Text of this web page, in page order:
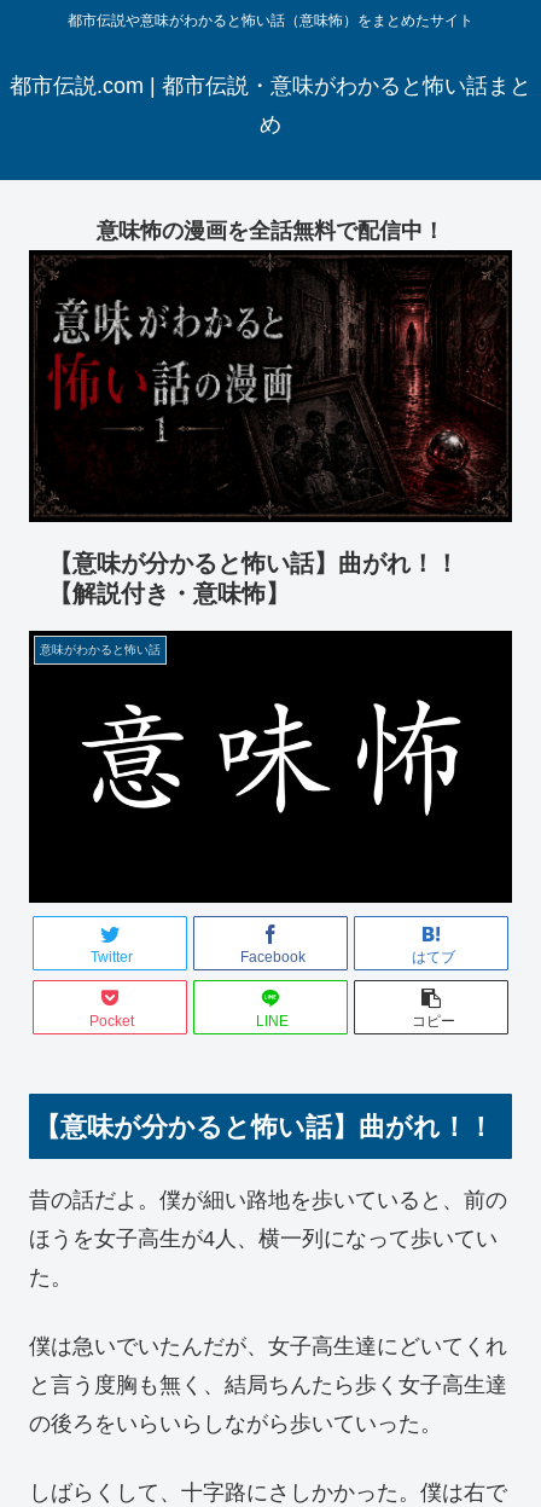
都市伝説や意味がわかると怖い話（意味怖）をまとめたサイト
都市伝説.com | 都市伝説・意味がわかると怖い話まと
め
意味怖の漫画を全話無料で配信中！
【意味が分かると怖い話】曲がれ！！
【解説付き・意味怖】
意味がわかると怖い話
Twitter Facebook はてブ
Pocket LINE コピー
【意味が分かると怖い話】曲がれ！！
昔の話だよ。僕が細い路地を歩いていると、前の
ほうを女子高生が4人、横一列になって歩いてい
た。
僕は急いでいたんだが、女子高生達にどいてくれ
と言う度胸も無く、結局ちんたら歩く女子高生達
の後ろをいらいらしながら歩いていった。
しばらくして、十字路にさしかかった。僕は右で